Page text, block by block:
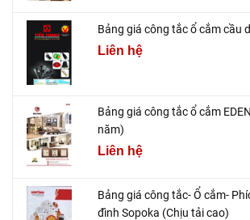
Bảng giá công tắc ổ cắm cầu
Liên hệ
Bảng giá công tắc ổ cắm
năm)
Liên hệ
Bảng giá công tắc- Ổ cắm-
đình Sopoka (Chịu tải cao)